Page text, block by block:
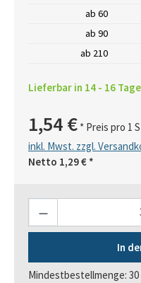
ab 60
ab 90
ab 210
Lieferbar in 14 - 16
1,54 € * Preis pro 1
inkl. Mwst. zzgl.
Netto 1,29 € *
In
Mindestbestellmenge: